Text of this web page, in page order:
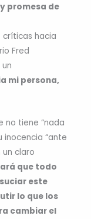
promesa de
críticas hacia
Fred
mi persona,
no tiene “nada
inocencia “ante
un claro
que todo
este
lo que los
cambiar el